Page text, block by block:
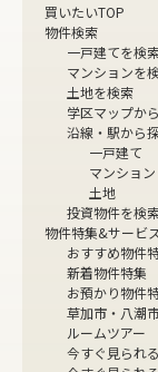
買いたいTOP
物件検索
一戸建てを検
マンションを
土地を検索
学区マップか
沿線・駅から
一戸建て
マンション
土地
投資物件を検
物件特集&サービス
おすすめ物件
新着物件特集
お預かり物件
草加市・八潮
ルームツアー
今すぐ見られ